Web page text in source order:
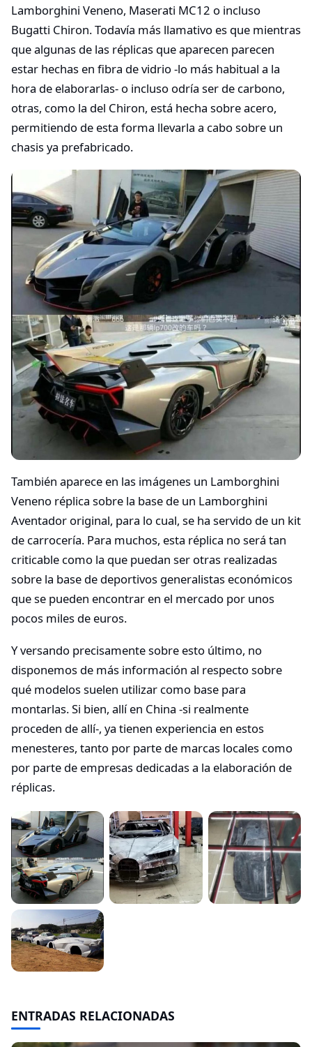
Lamborghini Veneno, Maserati MC12 o incluso
Bugatti Chiron. Todavía más llamativo es que mientras
que algunas de las réplicas que aparecen parecen
estar hechas en fibra de vidrio -lo más habitual a la
hora de elaborarlas- o incluso odría ser de carbono,
otras, como la del Chiron, está hecha sobre acero,
permitiendo de esta forma llevarla a cabo sobre un
chasis ya prefabricado.
También aparece en las imágenes un Lamborghini
Veneno réplica sobre la base de un Lamborghini
Aventador original, para lo cual, se ha servido de un kit
de carrocería. Para muchos, esta réplica no será tan
criticable como la que puedan ser otras realizadas
sobre la base de deportivos generalistas económicos
que se pueden encontrar en el mercado por unos
pocos miles de euros.
Y versando precisamente sobre esto último, no
disponemos de más información al respecto sobre
qué modelos suelen utilizar como base para
montarlas. Si bien, allí en China -si realmente
proceden de allí-, ya tienen experiencia en estos
menesteres, tanto por parte de marcas locales como
por parte de empresas dedicadas a la elaboración de
réplicas.
ENTRADAS RELACIONADAS